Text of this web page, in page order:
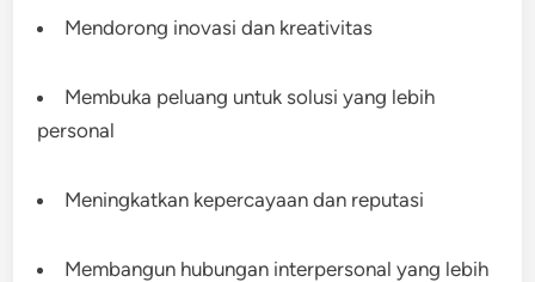
Mendorong inovasi dan kreativitas
Membuka peluang untuk solusi yang lebih
personal
Meningkatkan kepercayaan dan reputasi
Membangun hubungan interpersonal yang lebih